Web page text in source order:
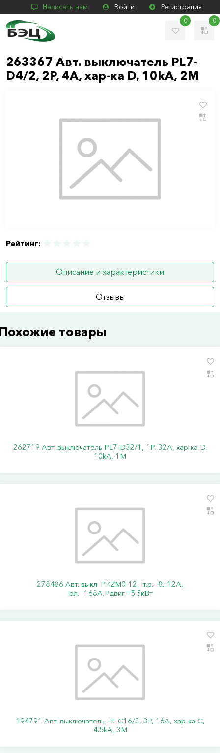
Написать нам Войти Регистрация
0 0
263367 Авт. выключатель PL7-
D4/2, 2P, 4A, хар-ка D, 10kA, 2M
Рейтинг:
Описание и характеристики
Отзывы
товары
262719 Авт. выключатель PL7-D32/1, 1P, 32A, хар-ка D,
10kA, 1M
278486 Авт. выкл. PKZM0-12, Iт.р.=8...12А,
Iэл.=168А,Pдвиг.=5.5кВт
194791 Авт. выключатель HL-C16/3, 3P, 16A, хар-ка C,
4.5kA, 3M